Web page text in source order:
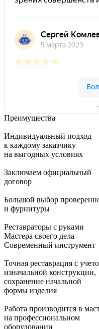
Преимущества
Индивидуальный подход
к каждому заказчику
на выгодных условиях
Заключаем официальный
договор
Большой выбор
и фурнитуры
Реставраторы с руками
Мастера своего дела
Современный инструмент
Точная реставрация с
изначальной конструкции,
сохранение начальной
формы изделия
Работа производится в
на профессиональном
оборудовании